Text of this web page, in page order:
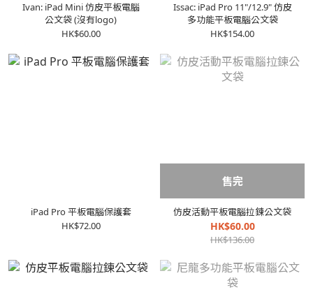
Ivan: iPad Mini 仿皮平板電腦
公文袋 (沒有logo)
HK$60.00
Issac: iPad Pro 11"/12.9" 仿皮
多功能平板電腦公文袋
HK$154.00
iPad Pro 平板電腦保護套
HK$72.00
售完
仿皮活動平板電腦拉鍊公文袋
HK$60.00
HK$136.00